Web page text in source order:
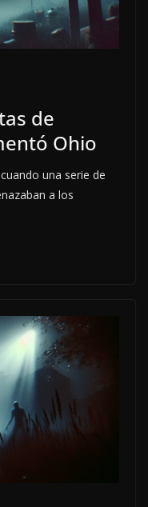
de
Ohio
una serie de
a los